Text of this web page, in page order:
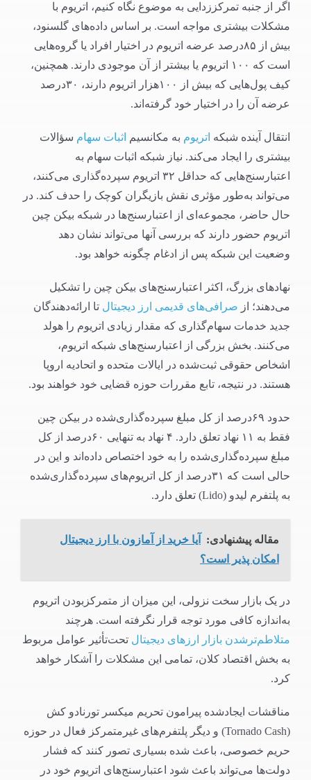
اگر از جنبه تمرکززدایی به موضوع نگاه کنیم، اتریوم با
مشکلات بیشتری مواجه است. بر اساس داده‌های گلسنود،
بیش از ۸۵درصد عرضه اتریوم در اختیار افراد یا گروه‌هایی
است که ۱۰۰ اتریوم یا بیشتر از آن موجودی دارند. همچنین،
کیف پول‌هایی که بیش از ۱۰۰هزار اتریوم دارند، ۳۰درصد
عرضه آن را در اختیار خود گرفته‌اند.
انتقال آینده شبکه اتریوم به مکانسیم اثبات سهام سؤالات
بیشتری را ایجاد می‌کند. نیاز شبکه اثبات سهام به
اعتبارسنج‌هایی که حداقل ۳۲ اتریوم سپرده‌گذاری می‌کنند،
می‌تواند به‌طور مؤثری نقش بازیگران کوچک را حدف کند. در
حال حاضر، مجموعه‌ای از اعتبارسنج‌ها در شبکه بیکن چین
اتریوم حضور دارند که بررسی آنها می‌تواند نشان دهد
وضعیت این شبکه پس از ادغام چگونه خواهد بود.
نهادهای بزرگ، اکثر اعتبارسنج‌های بیکن چین را تشکیل
می‌دهند؛ از صرافی‌های قدیمی ارز دیجیتال تا ارائه‌دهندگان
جدید خدمات سهام‌گذاری که مقدار زیادی اتریوم را هولد
می‌کنند. بخش بزرگی از اعتبارسنج‌های شبکه اتریوم،
اشخاص حقوقی ثبت‌شده در ایالات متحده و اتحادیه اروپا
هستند. در نتیجه، تابع مقررات حوزه قضایی خود خواهند بود.
حدود ۶۹درصد از کل مبلغ سپرده‌گذاری‌شده در بیکن چین
فقط به ۱۱ نهاد تعلق دارد. ۴ نهاد به تنهایی ۶۰درصد از کل
مبلغ سپرده‌گذاری‌شده را به‌ خود اختصاص داده‌اند و این در
حالی است که ۳۱درصد از کل اتریوم‌های سپرده‌گذاری‌شده
به پلتفرم لیدو (Lido) تعلق دارد.
مقاله پیشنهادی:
آیا خرید از آمازون با ارز دیجیتال
امکان پذیر است؟
در یک بازار سخت نزولی، این میزان از متمرکزبودن اتریوم
به‌اندازه کافی مورد توجه قرار نگرفته است. هرچند
متلاطم‌‌ترشدن بازار ارزهای دیجیتال تحت‌تأثیر عوامل مربوط
به بخش اقتصاد کلان، تمامی این مشکلات را آشکار خواهد
کرد.
مناقشات ایجاد‌شده پیرامون تحریم میکسر تورنادو کش
(Tornado Cash) و دیگر پلتفرم‌های غیرمتمرکز فعال در حوزه
حریم خصوصی، باعث شده بسیاری تصور کنند که فشار
دولت‌ها می‌تواند باعث شود اعتبارسنج‌های اتریوم خود در